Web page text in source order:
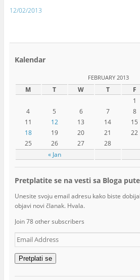
12/02/2013
Kalendar
FEBRUARY 2013
M T W T F
« Jan
1
4
5 6 7 8
11
12 13 14 15
18
19 20 21 22
25
26 27 28
Pretplatite se na vesti sa Bloga
Unesite svoju email adresu kako biste
objavi novi članak. Hvala.
Join 78 other subscribers
Email
Address
Pretplati se